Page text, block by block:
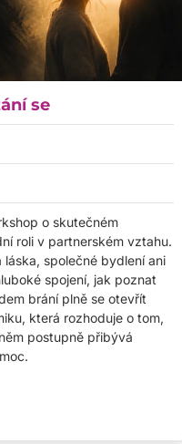
se
o skutečném
roli v partnerském vztahu.
společné bydlení ani
spojení, jak poznat
brání plně se otevřít
která rozhoduje o tom,
postupně přibývá